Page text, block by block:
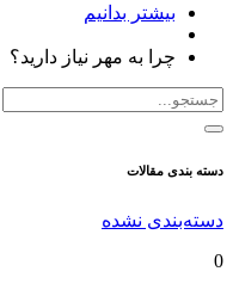
بیشتر بدانیم
چرا به مهر نیاز دارید؟
دسته بندی مقالات
دسته‌بندی نشده
0